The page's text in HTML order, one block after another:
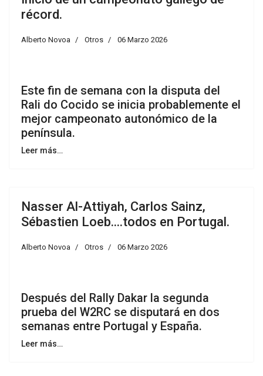
récord.
Alberto Novoa Otros 06 Marzo 2026
Este fin de semana con la disputa del
Rali do Cocido se inicia probablemente el
mejor campeonato autonómico de la
península.
Leer más…
Nasser Al-Attiyah, Carlos Sainz,
Sébastien Loeb....todos en Portugal.
Alberto Novoa Otros 06 Marzo 2026
Después del Rally Dakar la segunda
prueba del W2RC se disputará en dos
semanas entre Portugal y España.
Leer más…